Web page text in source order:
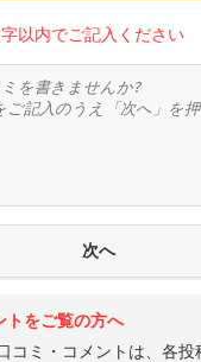
以内でご記入ください
トをご覧の方へ
コミ・コメントは、各